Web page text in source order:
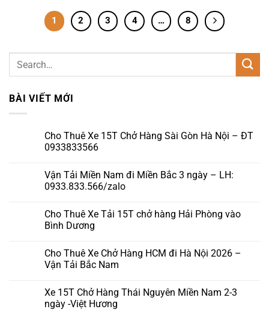
1 2 3 4 … 8
BÀI VIẾT MỚI
Cho Thuê Xe 15T Chở Hàng Sài Gòn Hà Nội – ĐT
0933833566
bình
luận
ở
Xe
15T
Chở
Gòn
Hà
Nội
0933833566
Vận Tải Miền Nam đi Miền Bắc 3 ngày – LH:
0933.833.566/zalo
bình
luận
ở
Miền
Nam
đi
3
ngày
–
Cho Thuê Xe Tải 15T chở hàng Hải Phòng vào
Bình Dương
bình
luận
ở
Xe
Tải
15T
Cho Thuê Xe Chở Hàng HCM đi Hà Nội 2026 –
Vận Tải Bắc Nam
bình
luận
ở
Xe 15T Chở Hàng Thái Nguyên Miền Nam 2-3
ngày -Việt Hương